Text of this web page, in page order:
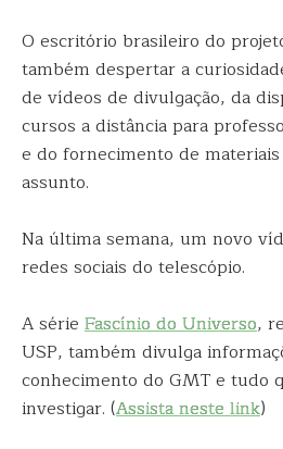
O escritório brasileiro do
também despertar a
de vídeos de divulgação, da
cursos a distância para
e do fornecimento de
assunto.
Na última semana, um novo
redes sociais do telescópio.
A série Fascínio do Universo,
USP, também divulga
conhecimento do GMT e tudo
investigar. (Assista neste link)